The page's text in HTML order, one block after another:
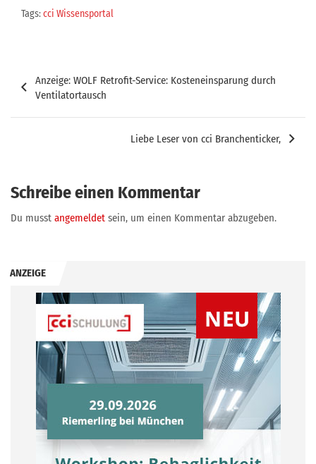
Tags:cci Wissensportal
Beitragsnavigation
Anzeige: WOLF Retrofit-Service: Kosteneinsparung durch
Ventilatortausch
Liebe Leser von cci Branchenticker,
Schreibe einen Kommentar
Du musst angemeldet sein, um einen Kommentar abzugeben.
ANZEIGE